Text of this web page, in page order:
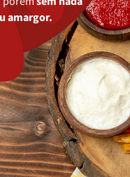
amargor.